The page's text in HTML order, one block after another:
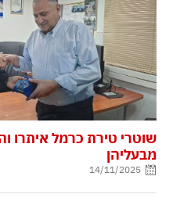
שוטרי טירת כרמל איתרו
מבעליהן
14/11/2025